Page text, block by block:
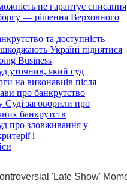
не гарантує списання
— рішення Верховного
та доступність
Україні піднятися
Business
уточнив, який суд
на виконавців після
про банкрутство
заговорили про
банкрутств
про зловживання у
і